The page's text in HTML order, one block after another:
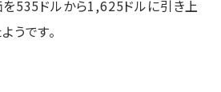
535ドルから1,625ドルに引き上
うです。